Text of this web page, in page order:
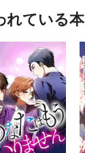
れている本